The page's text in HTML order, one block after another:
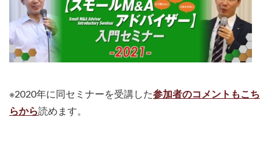
※2020年に同セミナーを受講した参加者のコメントもこち
らから読めます。